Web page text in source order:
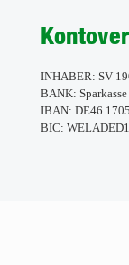
INHABER: SV
BANK:
IBAN: DE46
BIC: